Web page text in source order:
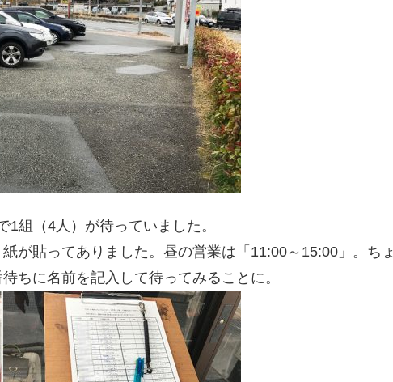
組（4人）が待っていました。
が貼ってありました。昼の営業は「11:00～15:00」。ちょ
ちに名前を記入して待ってみることに。